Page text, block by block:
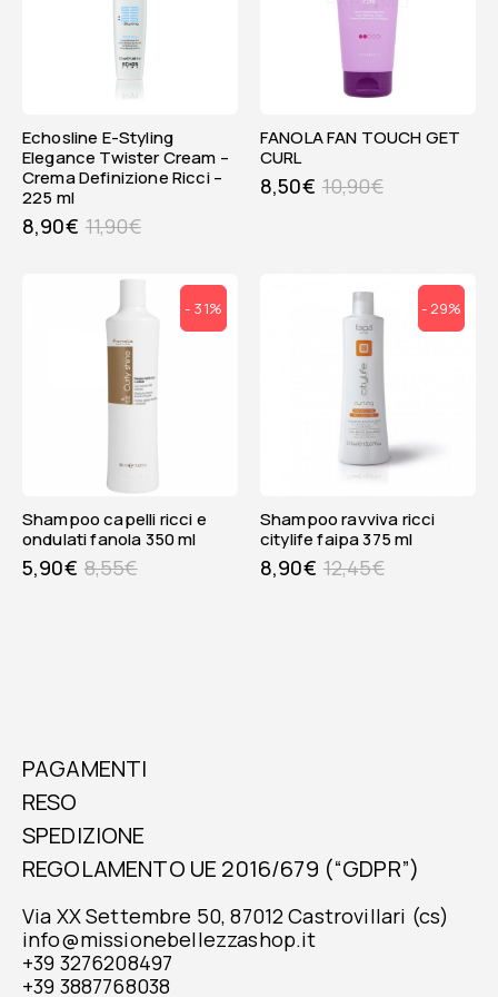
Echosline E-Styling
Elegance Twister Cream –
Crema Definizione Ricci –
225 ml
11,90€
8,90€
FANOLA FAN TOUCH GET
CURL
10,90€
8,50€
- 31%
shampoo capelli ricci e
ondulati fanola 350 ml
8,55€
5,90€
- 29%
shampoo ravviva ricci
citylife faipa 375 ml
12,45€
8,90€
PAGAMENTI
RESO
SPEDIZIONE
REGOLAMENTO UE 2016/679 (“GDPR”)
Via XX Settembre 50, 87012 Castrovillari (cs)
info@missionebellezzashop.it
+39 3276208497
+39 3887768038